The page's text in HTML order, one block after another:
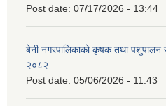
Post date: 07/17/2026 - 13:44
बेनी नगरपालिकाको कृषक तथा पशुपालन
२०८२
Post date: 05/06/2026 - 11:43